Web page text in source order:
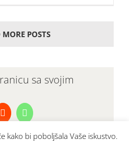
POSTS
sa svojim
kako bi poboljšala Vaše iskustvo.